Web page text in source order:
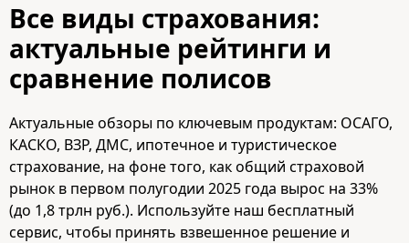
Все виды страхования:
актуальные рейтинги и
сравнение полисов
Актуальные обзоры по ключевым продуктам: ОСАГО,
КАСКО, ВЗР, ДМС, ипотечное и туристическое
страхование, на фоне того, как общий страховой
рынок в первом полугодии 2025 года вырос на 33%
(до 1,8 трлн руб.). Используйте наш бесплатный
сервис, чтобы принять взвешенное решение и